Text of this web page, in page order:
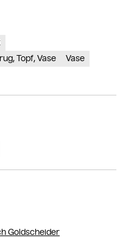
Topf, Vase
Vase
Goldscheider